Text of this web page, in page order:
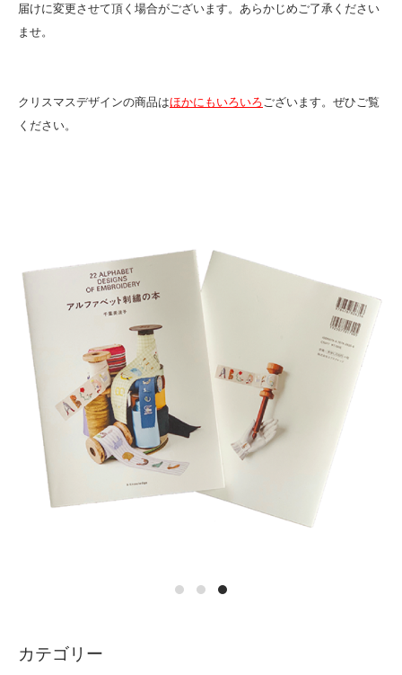
届けに変更させて頂く場合がございます。あらかじめご了承ください
ませ。
クリスマスデザインの商品はほかにもいろいろ ございます。ぜひご覧
ください。
カテゴリー